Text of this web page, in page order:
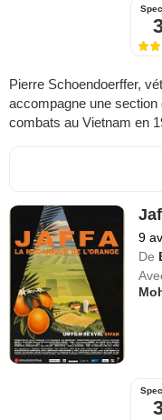
Pierre Schoendoerffer,
accompagne une
combats au Vietnam en
9
De